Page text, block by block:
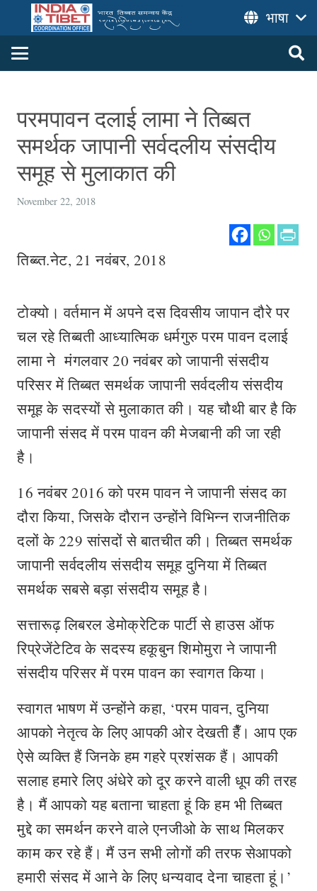
भाषा
परमपावन दलाई लामा ने तिब्बत
समर्थक जापानी सर्वदलीय संसदीय
समूह से मुलाकात की
November 22, 2018
तिब्ब्त.नेट, 21 नवंबर, 2018
टोक्यो। वर्तमान में अपने दस दिवसीय जापान दौरे पर
चल रहे तिब्बती आध्यात्मिक धर्मगुरु परम पावन दलाई
लामा ने मंगलवार 20 नवंबर को जापानी संसदीय
परिसर में तिब्बत समर्थक जापानी सर्वदलीय संसदीय
समूह के सदस्यों से मुलाकात की। यह चौथी बार है कि
जापानी संसद में परम पावन की मेजबानी की जा रही
है।
16 नवंबर 2016 को परम पावन ने जापानी संसद का
दौरा किया, जिसके दौरान उन्होंने विभिन्न राजनीतिक
दलों के 229 सांसदों से बातचीत की। तिब्बत समर्थक
जापानी सर्वदलीय संसदीय समूह दुनिया में तिब्बत
समर्थक सबसे बड़ा संसदीय समूह है।
सत्तारूढ़ लिबरल डेमोक्रेटिक पार्टी से हाउस ऑफ
रिप्रेजेंटेटिव के सदस्य हकूबुन शिमोमुरा ने जापानी
संसदीय परिसर में परम पावन का स्वागत किया।
स्वागत भाषण में उन्होंने कहा, ‘परम पावन, दुनिया
आपको नेतृत्व के लिए आपकी ओर देखती हैँ। आप एक
ऐसे व्यक्ति हैं जिनके हम गहरे प्रशंसक हैं। आपकी
सलाह हमारे लिए अंधेरे को दूर करने वाली धूप की तरह
है। मैं आपको यह बताना चाहता हूं कि हम भी तिब्बत
मुद्दे का समर्थन करने वाले एनजीओ के साथ मिलकर
काम कर रहे हैं। मैं उन सभी लोगों की तरफ सेआपको
हमारी संसद में आने के लिए धन्यवाद देना चाहता हूं।’